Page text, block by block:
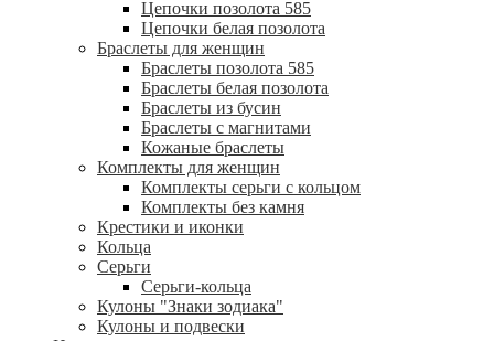
Цепочки позолота 585
Цепочки белая позолота
Браслеты для женщин
Браслеты позолота 585
Браслеты белая позолота
Браслеты из бусин
Браслеты с магнитами
Кожаные браслеты
Комплекты для женщин
Комплекты серьги с кольцом
Комплекты без камня
Крестики и иконки
Кольца
Серьги
Серьги-кольца
Кулоны "Знаки зодиака"
Кулоны и подвески